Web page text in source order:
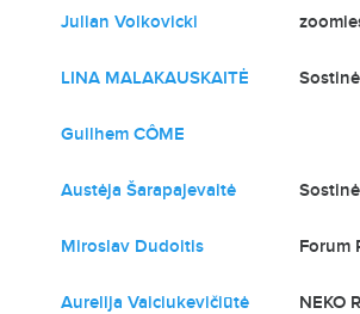
Julian Volkovicki
LINA MALAKAUSKAITĖ
Guilhem CÔME
Austėja Šarapajevaitė
Miroslav Dudoitis Forum
Aurelija Vaiciukevičiūtė NEKO